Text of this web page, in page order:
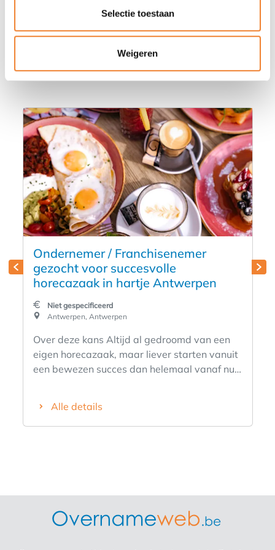
Selectie toestaan
Weigeren
Misschien vind je deze advertenties
ook wel interessant
Ondernemer / Franchisenemer
gezocht voor succesvolle
horecazaak in hartje Antwerpen
Niet gespecificeerd
Antwerpen, Antwerpen
Over deze kans Altijd al gedroomd van een
eigen horecazaak, maar liever starten vanuit
een bewezen succes dan helemaal vanaf nul?
vestiging in het centrum van Antwerpen.
Deze volledig operationele ontbijt- en
over van een bestaande vestiging met een
Alle details